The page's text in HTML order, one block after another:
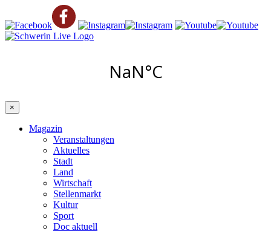
×
Magazin
Veranstaltungen
Aktuelles
Stadt
Land
Wirtschaft
Stellenmarkt
Kultur
Sport
Doc aktuell